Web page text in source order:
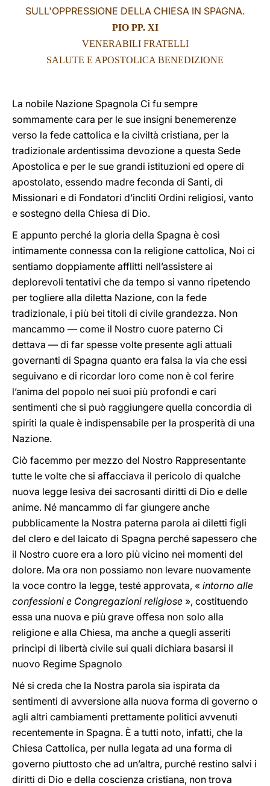
SULL'OPPRESSIONE DELLA CHIESA IN SPAGNA.
PIO PP. XI
VENERABILI FRATELLI
SALUTE E APOSTOLICA BENEDIZIONE
La nobile Nazione Spagnola Ci fu sempre
sommamente cara per le sue insigni benemerenze
verso la fede cattolica e la civiltà cristiana, per la
tradizionale ardentissima devozione a questa Sede
Apostolica e per le sue grandi istituzioni ed opere di
apostolato, essendo madre feconda di Santi, di
Missionari e di Fondatori d’incliti Ordini religiosi, vanto
e sostegno della Chiesa di Dio.
E appunto perché la gloria della Spagna è così
intimamente connessa con la religione cattolica, Noi ci
sentiamo doppiamente afflitti nell’assistere ai
deplorevoli tentativi che da tempo si vanno ripetendo
per togliere alla diletta Nazione, con la fede
tradizionale, i più bei titoli di civile grandezza. Non
mancammo — come il Nostro cuore paterno Ci
dettava — di far spesse volte presente agli attuali
governanti di Spagna quanto era falsa la via che essi
seguivano e di ricordar loro come non è col ferire
l’anima del popolo nei suoi più profondi e cari
sentimenti che si può raggiungere quella concordia di
spiriti la quale è indispensabile per la prosperità di una
Nazione.
Ciò facemmo per mezzo del Nostro Rappresentante
tutte le volte che si affacciava il pericolo di qualche
nuova legge lesiva dei sacrosanti diritti di Dio e delle
anime. Né mancammo di far giungere anche
pubblicamente la Nostra paterna parola ai diletti figli
del clero e del laicato di Spagna perché sapessero che
il Nostro cuore era a loro più vicino nei momenti del
dolore. Ma ora non possiamo non levare nuovamente
la voce contro la legge, testé approvata, « intorno alle
confessioni e Congregazioni religiose », costituendo
essa una nuova e più grave offesa non solo alla
religione e alla Chiesa, ma anche a quegli asseriti
princìpi di libertà civile sui quali dichiara basarsi il
nuovo Regime Spagnolo
Né si creda che la Nostra parola sia ispirata da
sentimenti di avversione alla nuova forma di governo o
agli altri cambiamenti prettamente politici avvenuti
recentemente in Spagna. È a tutti noto, infatti, che la
Chiesa Cattolica, per nulla legata ad una forma di
governo piuttosto che ad un’altra, purché restino salvi i
diritti di Dio e della coscienza cristiana, non trova